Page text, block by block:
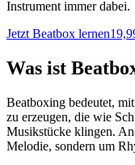
Instrument immer dabei.
Jetzt Beatbox lernen
Was ist
Beatboxing bedeutet,
zu erzeugen, die wie
Musikstücke klingen.
Melodie, sondern um